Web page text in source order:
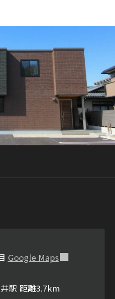
最近見た物件
関東
Google Maps
駅 距離3.7km